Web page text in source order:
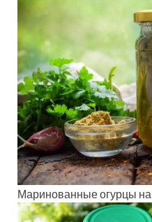
Маринованные огурцы на